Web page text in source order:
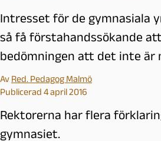
Intresset för de gymnasiala
så få förstahandssökande
bedömningen att det inte
Av Red. Pedagog Malmö
Publicerad 4 april 2016
Rektorerna har flera
gymnasiet.